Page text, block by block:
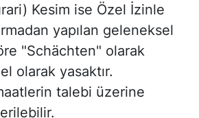
Kesim ise Özel İzinle
yapılan geleneksel
"Schächten" olarak
olarak yasaktır.
talebi üzerine